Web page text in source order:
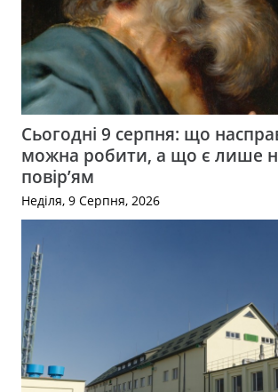
Сьогодні 9 серпня: що
можна робити, а що є лише
повір’ям
Неділя, 9 Серпня, 2026